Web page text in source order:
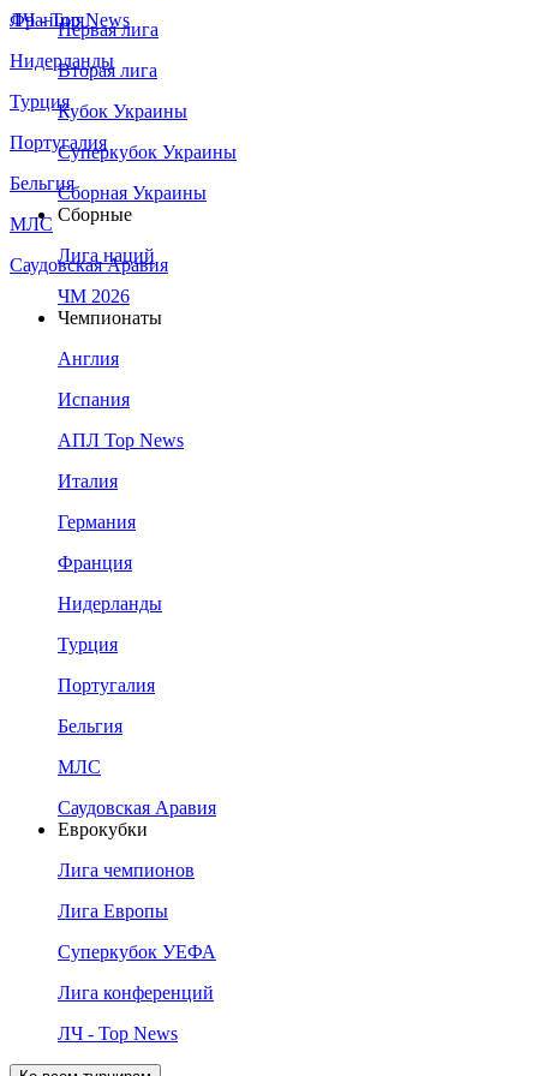
Франция
Нидерланды
Турция
Португалия
Бельгия
МЛС
Саудовская Аравия
ЛЧ - Top News
Первая лига
Вторая лига
Кубок Украины
Суперкубок Украины
Сборная Украины
Сборные
Лига наций
ЧМ 2026
Чемпионаты
Англия
Испания
АПЛ Top News
Италия
Германия
Франция
Нидерланды
Турция
Португалия
Бельгия
МЛС
Саудовская Аравия
Еврокубки
Лига чемпионов
Лига Европы
Суперкубок УЕФА
Лига конференций
ЛЧ - Top News